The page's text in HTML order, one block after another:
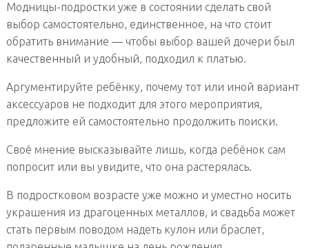
Модницы-подростки уже в состоянии сделать свой
выбор самостоятельно, единственное, на что стоит
обратить внимание — чтобы выбор вашей дочери был
качественный и удобный, подходил к платью.
Аргументируйте ребёнку, почему тот или иной вариант
аксессуаров не подходит для этого мероприятия,
предложите ей самостоятельно продолжить поиски.
Своё мнение высказывайте лишь, когда ребёнок сам
попросит или вы увидите, что она растерялась.
В подростковом возрасте уже можно и уместно носить
украшения из драгоценных металлов, и свадьба может
стать первым поводом надеть кулон или браслет,